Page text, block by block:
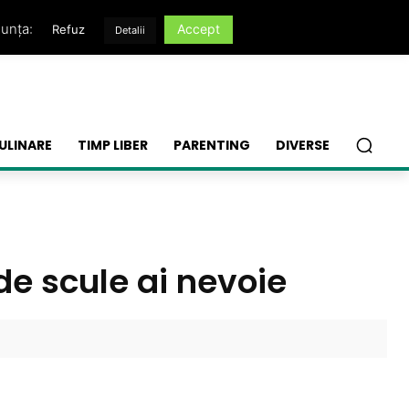
TIMP LIBER PARENTING DIVERSE
scule ai nevoie
Refuz Detalii Accept